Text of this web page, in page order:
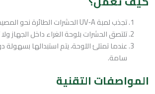
تجذب لمبة UV‑A الحشرات الطائرة نحو المصيدة.
تلتصق الحشرات بلوحة الغراء داخل الجهاز
عندما تمتلئ اللوحة، يتم استبدالها بسهولة
سامة.
المواصفات التقنية